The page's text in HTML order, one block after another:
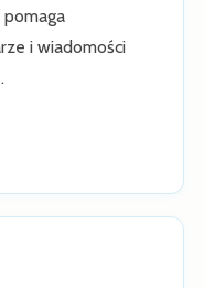
i wiadomości